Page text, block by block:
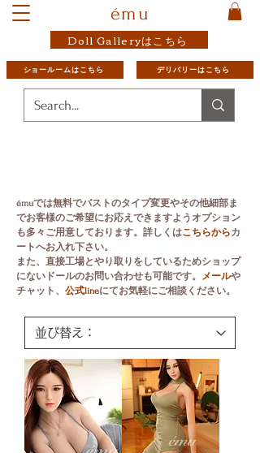
ému
Doll Galleryはこちら
ショールームはこちら デリバリーはこちら
émuでは無料でバストのタイプ変更やその他細部ま
でお客様のご希望にお応えできますようオプション
も多々ご用意しております。 詳しくはこちらからカ
ートへお入れ下さい。
​また、直接工場とやり取りをしているためショップ
にないドールのお問い合わせも可能です。 メールや
チャット、 公式lineにてお気軽にご相談ください。